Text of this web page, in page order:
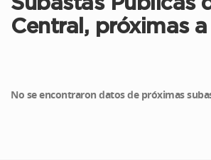
Central, próximas
No se encontraron datos de próximas